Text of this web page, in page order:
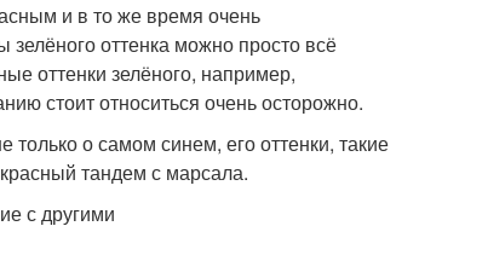
и в то же время очень
оттенка можно просто всё
оттенки зелёного, например,
стоит относиться очень осторожно.
о самом синем, его оттенки, такие
тандем с марсала.